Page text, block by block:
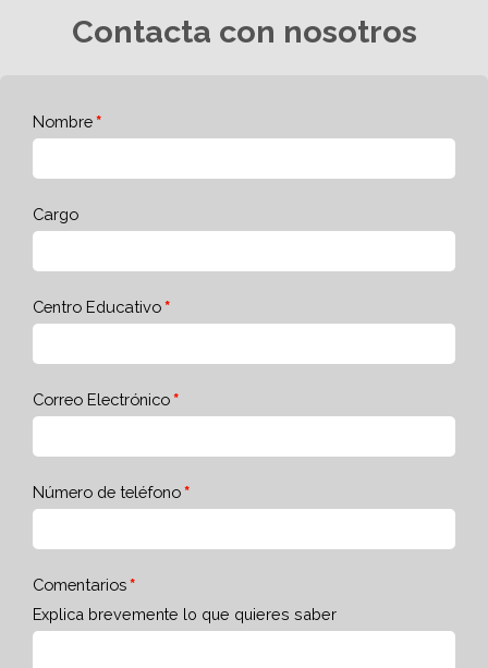
Contacta con nosotros
Nombre
Cargo
Centro Educativo
Correo Electrónico
Número de teléfono
Comentarios
Explica brevemente lo que quieres saber